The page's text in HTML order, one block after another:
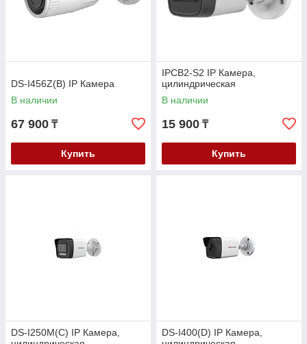
DS-I456Z(B) IP Камера
В наличии
67 900 ₸
Купить
IPCB2-S2 IP Камера,
цилиндрическая
В наличии
15 900 ₸
Купить
DS-I250M(C) IP Камера,
DS-I400(D) IP Камера,